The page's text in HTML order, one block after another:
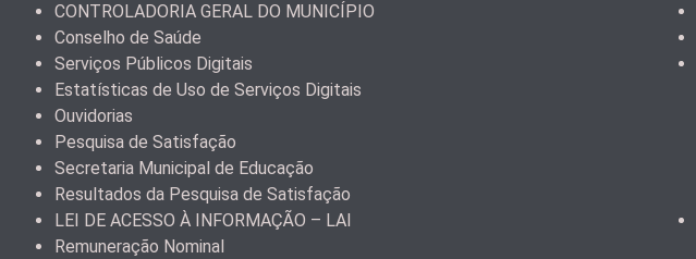
CONTROLADORIA GERAL DO MUNICÍPIO
Conselho de Saúde
Serviços Públicos Digitais
Estatísticas de Uso de Serviços Digitais
Ouvidorias
Pesquisa de Satisfação
Secretaria Municipal de Educação
Resultados da Pesquisa de Satisfação
LEI DE ACESSO À INFORMAÇÃO – LAI
Remuneração Nominal